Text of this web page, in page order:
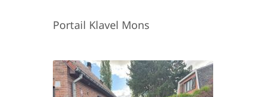
Portail Klavel Mons